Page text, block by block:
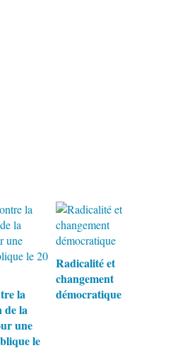
la
de la
une
le
Radicalité et
changement
démocratique